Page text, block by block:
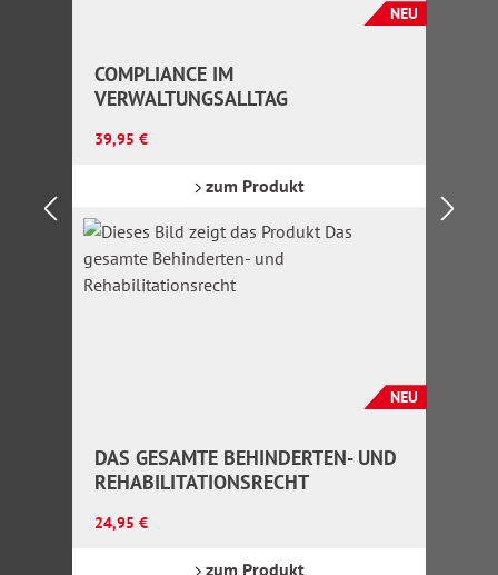
NEU
COMPLIANCE IM
VERWALTUNGSALLTAG
Regulärer Preis:
39,95 €
zum Produkt
NEU
DAS GESAMTE BEHINDERTEN- UND
REHABILITATIONSRECHT
Regulärer Preis:
24,95 €
zum Produkt